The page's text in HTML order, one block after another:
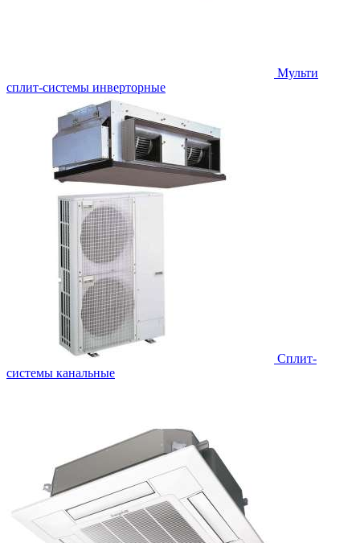
Мульти
сплит-системы инверторные
Сплит-
системы канальные